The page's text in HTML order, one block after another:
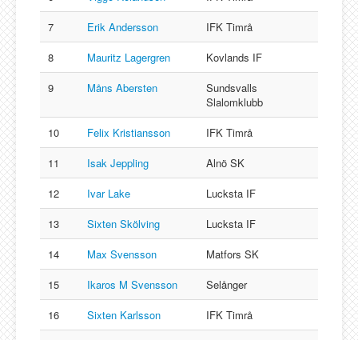
7
Erik Andersson
IFK Timrå
8
Mauritz Lagergren
Kovlands IF
9
Måns Abersten
Sundsvalls
Slalomklubb
10
Felix Kristiansson
IFK Timrå
11
Isak Jeppling
Alnö SK
12
Ivar Lake
Lucksta IF
13
Sixten Skölving
Lucksta IF
14
Max Svensson
Matfors SK
15
Ikaros M Svensson
Selånger
16
Sixten Karlsson
IFK Timrå